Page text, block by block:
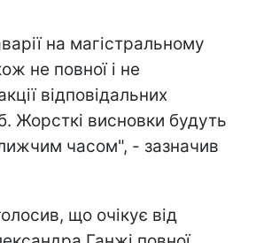
на магістральному
не повної і не
відповідальних
Жорсткі висновки будуть
часом", - зазначив
що очікує від